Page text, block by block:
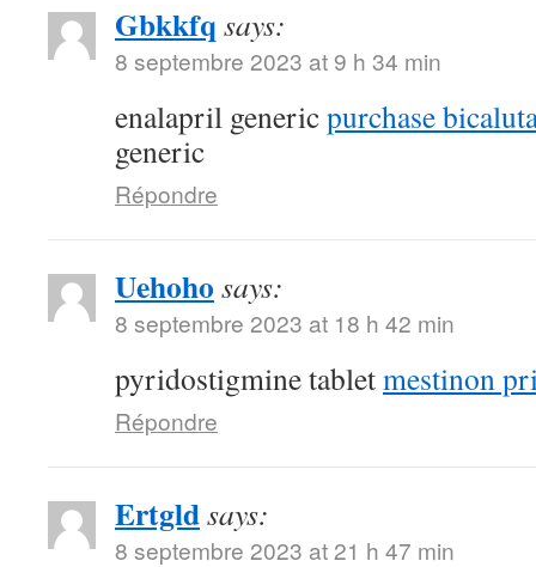
Gbkkfq says:
8 septembre 2023 at 9 h 34 min
enalapril genericpurchase
generic
Répondre
Uehoho says:
8 septembre 2023 at 18 h 42 min
pyridostigmine tabletmestinon
Répondre
Ertgldsays:
8 septembre 2023 at 21 h 47 min